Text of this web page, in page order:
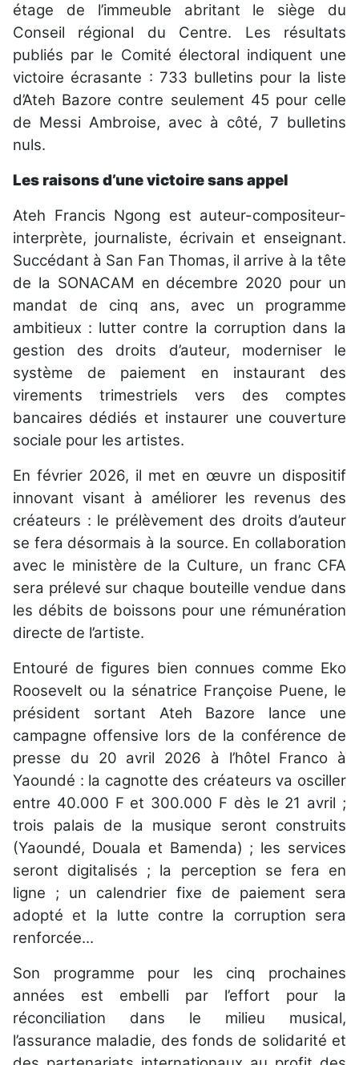
étage de l’immeuble abritant le siège du
Conseil régional du Centre. Les résultats
publiés par le Comité électoral indiquent une
victoire écrasante : 733 bulletins pour la liste
d’Ateh Bazore contre seulement 45 pour celle
de Messi Ambroise, avec à côté, 7 bulletins
nuls.
Les raisons d’une victoire sans appel
Ateh Francis Ngong est auteur-compositeur-
interprète, journaliste, écrivain et enseignant.
Succédant à San Fan Thomas, il arrive à la tête
de la SONACAM en décembre 2020 pour un
mandat de cinq ans, avec un programme
ambitieux : lutter contre la corruption dans la
gestion des droits d’auteur, moderniser le
système de paiement en instaurant des
virements trimestriels vers des comptes
bancaires dédiés et instaurer une couverture
sociale pour les artistes.
En février 2026, il met en œuvre un dispositif
innovant visant à améliorer les revenus des
créateurs : le prélèvement des droits d’auteur
se fera désormais à la source. En collaboration
avec le ministère de la Culture, un franc CFA
sera prélevé sur chaque bouteille vendue dans
les débits de boissons pour une rémunération
directe de l’artiste.
Entouré de figures bien connues comme Eko
Roosevelt ou la sénatrice Françoise Puene, le
président sortant Ateh Bazore lance une
campagne offensive lors de la conférence de
presse du 20 avril 2026 à l’hôtel Franco à
Yaoundé : la cagnotte des créateurs va osciller
entre 40.000 F et 300.000 F dès le 21 avril ;
trois palais de la musique seront construits
(Yaoundé, Douala et Bamenda) ; les services
seront digitalisés ; la perception se fera en
ligne ; un calendrier fixe de paiement sera
adopté et la lutte contre la corruption sera
renforcée...
Son programme pour les cinq prochaines
années est embelli par l’effort pour la
réconciliation dans le milieu musical,
l’assurance maladie, des fonds de solidarité et